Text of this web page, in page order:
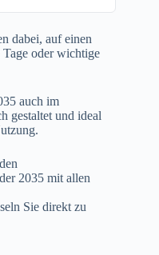
dabei, auf einen
oder wichtige
auch im
gestaltet und ideal
2035 mit allen
Sie direkt zu